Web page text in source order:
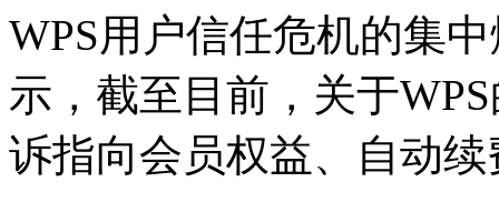
WPS用户信任危机的集
示，截至目前，关于
诉指向会员权益、自动